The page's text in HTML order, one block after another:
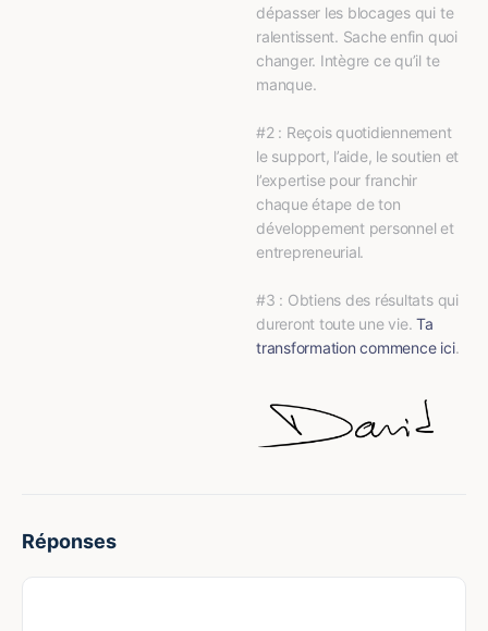
dépasser les blocages qui te
ralentissent. Sache enfin quoi
changer. Intègre ce qu’il te
manque.
#2 : Reçois quotidiennement
le support, l’aide, le soutien et
l’expertise pour franchir
chaque étape de ton
développement personnel et
entrepreneurial.
#3 : Obtiens des résultats qui
dureront toute une vie. Ta
transformation commence ici.
Réponses